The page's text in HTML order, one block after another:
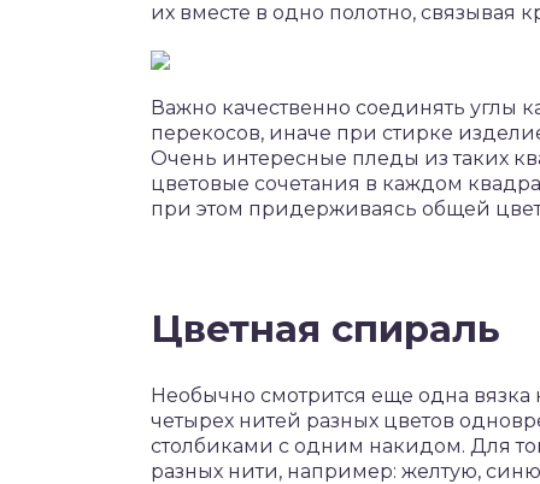
их вместе в одно полотно, связывая
Важно качественно соединять углы
перекосов, иначе при стирке
Очень интересные пледы из таких
цветовые сочетания в каждом
при этом придерживаясь общей
Цветная спираль
Необычно смотрится еще одна
четырех нитей разных цветов
столбиками с одним накидом. Для
разных нити, например: желтую,